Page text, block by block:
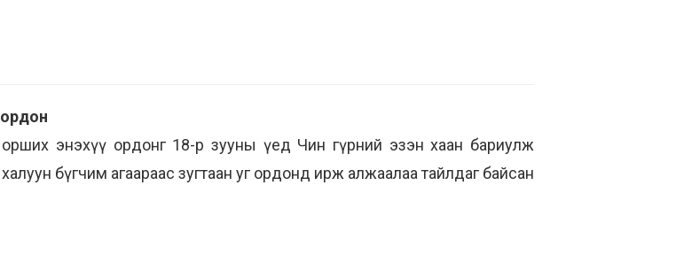
энэхүү ордонг 18-р зууны үед Чин гүрний эзэн хаан бариулж
бүгчим агаараас зугтаан уг ордонд ирж алжаалаа тайлдаг байсан